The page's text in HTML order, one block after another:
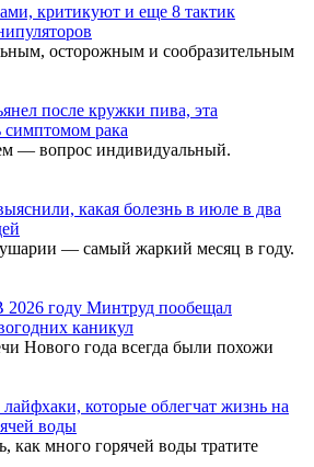
критикуют и еще 8 тактик
осторожным и сообразительным
после кружки пива, эта
симптомом рака
— вопрос индивидуальный.
какая болезнь в июле в два
— самый жаркий месяц в году.
2026 году Минтруд пообещал
каникул
Нового года всегда были похожи
которые облегчат жизнь на
воды
как много горячей воды тратите